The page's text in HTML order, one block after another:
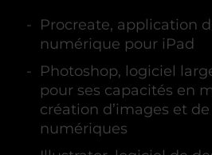
Procreate, application
numérique pour iPad
Photoshop, logiciel
pour ses capacités en
création d’images et
numériques